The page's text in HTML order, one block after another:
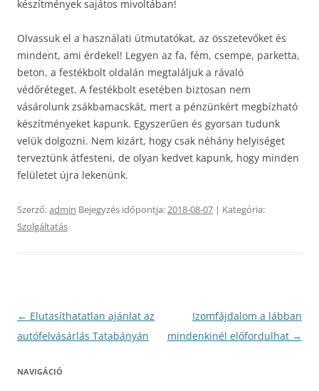
készítmények sajátos mivoltában!
Olvassuk el a használati útmutatókat, az összetevőket és
mindent, ami érdekel! Legyen az fa, fém, csempe, parketta,
beton, a festékbolt oldalán megtaláljuk a rávaló
védőréteget. A festékbolt esetében biztosan nem
vásárolunk zsákbamacskát, mert a pénzünkért megbízható
készítményeket kapunk. Egyszerűen és gyorsan tudunk
velük dolgozni. Nem kizárt, hogy csak néhány helyiséget
terveztünk átfesteni, de olyan kedvet kapunk, hogy minden
felületet újra lekenünk.
Szerző:admin Bejegyzés időpontja:2018-08-07 | Kategória:
Szolgáltatás
Bejegyzés
navigáció
← Elutasíthatatlan ajánlat az
autófelvásárlás Tatabányán
Izomfájdalom a lábban
mindenkinél előfordulhat →
NAVIGÁCIÓ